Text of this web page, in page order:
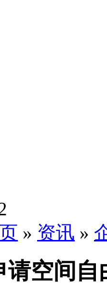
» 资讯 »
请空间